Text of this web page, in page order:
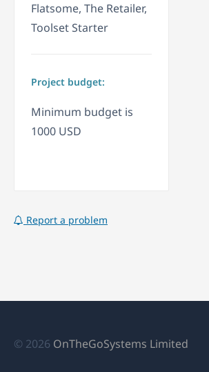
Flatsome, The Retailer,
Toolset Starter
Project budget:
Minimum budget is
1000 USD
Report a problem
© 2026 OnTheGoSystems Limited